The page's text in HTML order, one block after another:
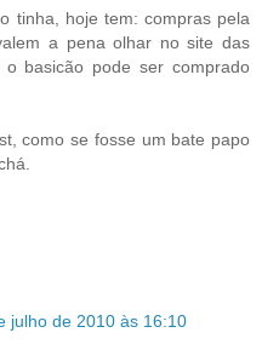
tinha, hoje tem: compras pela
a pena olhar no site das
o basicão pode ser comprado
como se fosse um bate papo
julho de 2010 às 16:10